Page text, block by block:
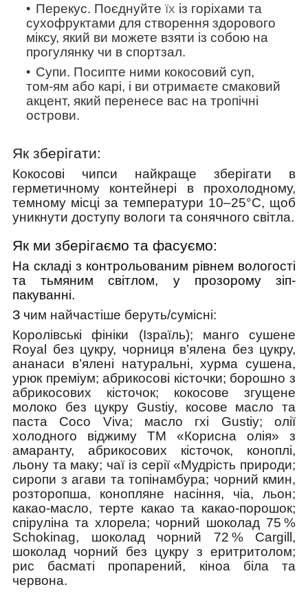
Перекус. Поєднуйте їх із горіхами та
сухофруктами для створення здорового
міксу, який ви можете взяти із собою на
прогулянку чи в спортзал.
Супи. Посипте ними кокосовий суп,
том-ям або карі, і ви отримаєте смаковий
акцент, який перенесе вас на тропічні
острови.
Як зберігати:
Кокосові чипси найкраще зберігати в
герметичному контейнері в прохолодному,
темному місці за температури 10–25°C, щоб
уникнути доступу вологи та сонячного світла.
Як ми зберігаємо та фасуємо:
На складі з контрольованим рівнем вологості
та тьмяним світлом, у прозорому зіп-
пакуванні.
З чим найчастіше беруть/cумісні:
Королівські фініки (Ізраїль); манго сушене
Royal без цукру, чорниця в’ялена без цукру,
ананаси в’ялені натуральні, хурма сушена,
урюк преміум; абрикосові кісточки; борошно з
абрикосових кісточок; кокосове згущене
молоко без цукру Gustiy, косове масло та
паста Сoco Viva; масло гхі Gustiy; олії
холодного віджиму ТМ «Корисна олія» з
амаранту, абрикосових кісточок, коноплі,
льону та маку; чаї із серії «Мудрість природи;
сиропи з агави та топінамбура; чорний кмин,
розторопша, конопляне насіння, чіа, льон;
какао-масло, терте какао та какао-порошок;
спіруліна та хлорела; чорний шоколад 75 %
Schokinag, шоколад чорний 72 % Cargill,
шоколад чорний без цукру з еритритолом;
рис басматі пропарений, кіноа біла та
червона.